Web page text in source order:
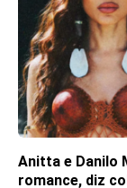
Anitta e Danilo
romance, diz